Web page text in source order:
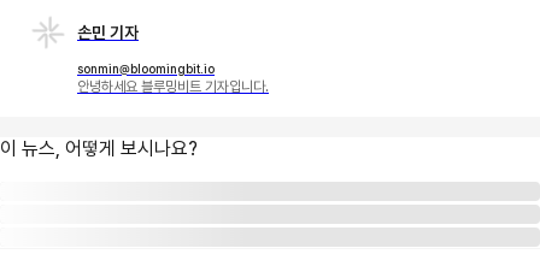
손민 기자
sonmin@bloomingbit.io
안녕하세요 블루밍비트 기자입니다.
이 뉴스, 어떻게 보시나요?